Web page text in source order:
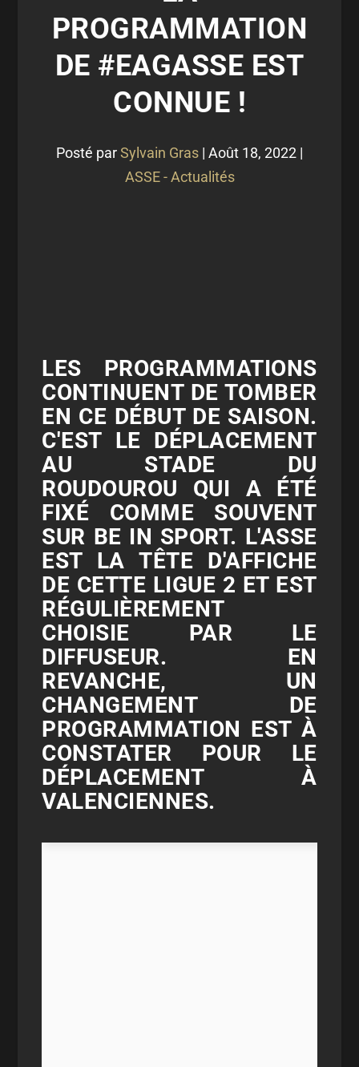
PROGRAMMATION
DE #EAGASSE EST
CONNUE !
Posté parSylvain Gras | Août 18, 2022 |
ASSE - Actualités
LES PROGRAMMATIONS
CONTINUENT DE TOMBER
EN CE DÉBUT DE SAISON.
C'EST LE DÉPLACEMENT
AU STADE DU
ROUDOUROU QUI A ÉTÉ
FIXÉ COMME SOUVENT
SUR BE IN SPORT. L'ASSE
EST LA TÊTE D'AFFICHE
DE CETTE LIGUE 2 ET EST
RÉGULIÈREMENT
CHOISIE PAR LE
DIFFUSEUR. EN
REVANCHE, UN
CHANGEMENT DE
PROGRAMMATION EST À
CONSTATER POUR LE
DÉPLACEMENT À
VALENCIENNES.